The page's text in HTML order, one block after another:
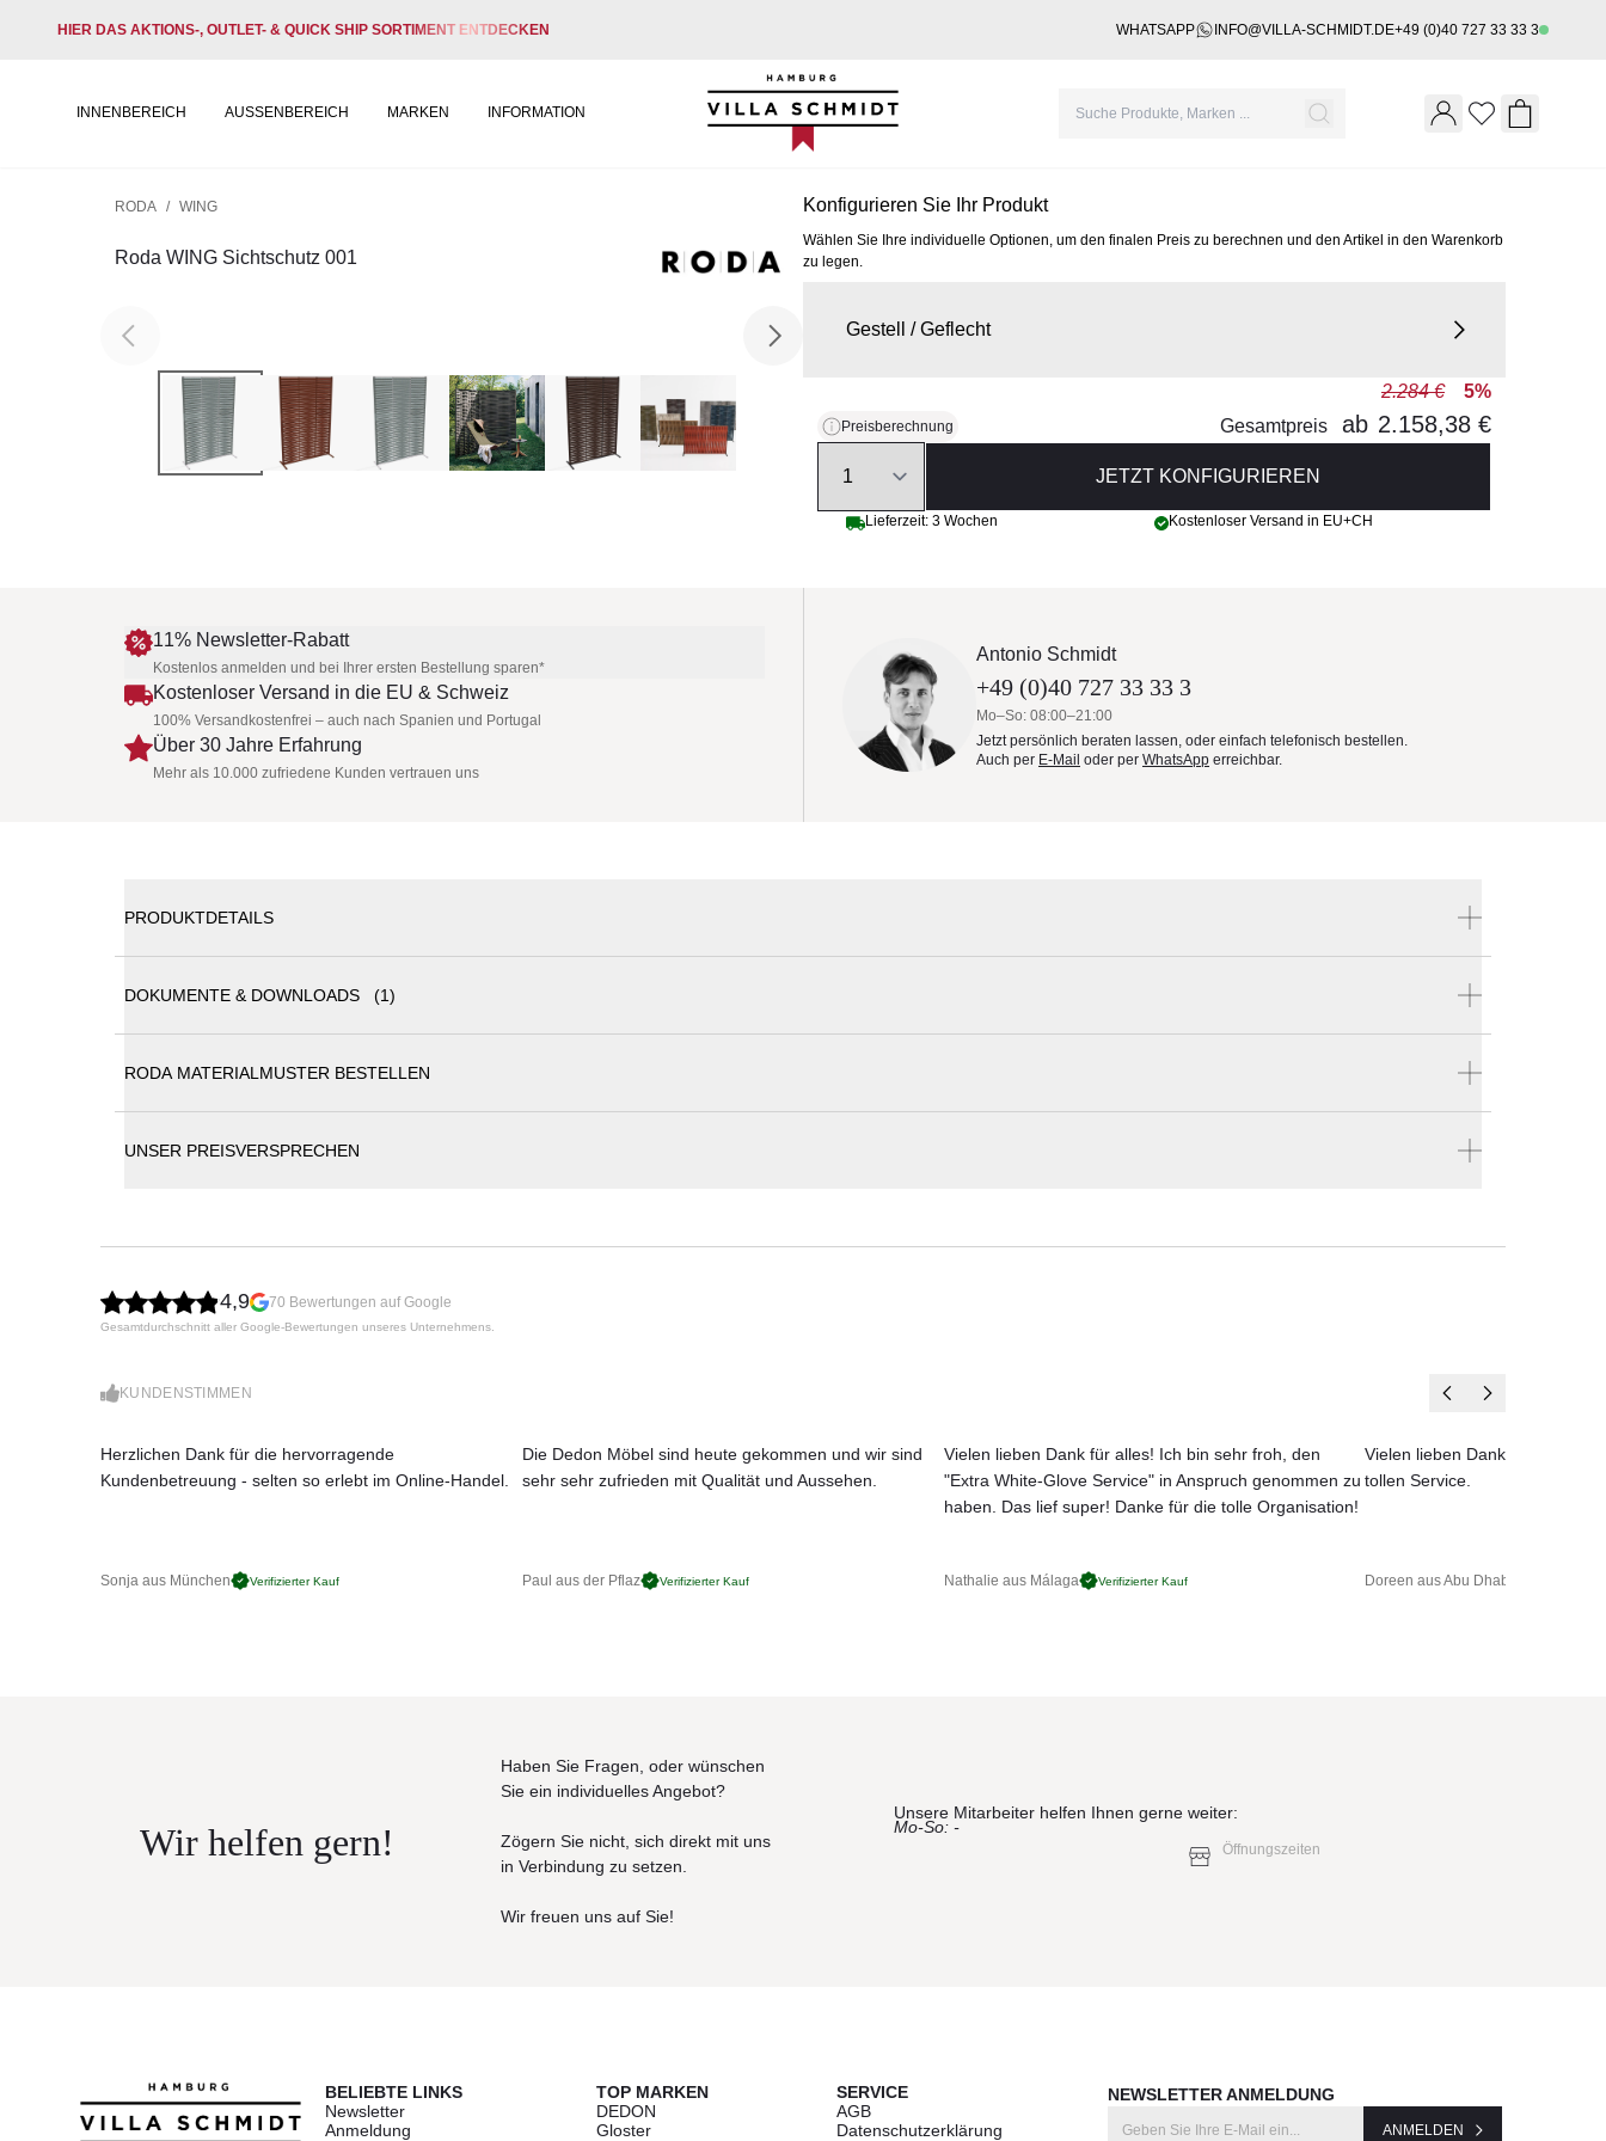
HIER DAS AKTIONS-, OUTLET- & QUICK SHIP SORTIMENT ENTDECKEN WHATSAPP INFO@VILLA-SCHMIDT.DE+49 (0)40 727 33 33 3
INNENBEREICH AUSSENBEREICH MARKEN INFORMATION
Villa Schmidt
Wishlist
RODA / WING
Roda WING Sichtschutz 001
Konfigurieren Sie Ihr Produkt
Wählen Sie Ihre individuelle Optionen, um den finalen Preis zu berechnen und den Artikel in den Warenkorb
zu legen.
Gestell / Geflecht
Preisberechnung
2.284 €
5%
Gesamtpreis
ab 2.158,38 €
JETZT KONFIGURIEREN
Lieferzeit: 3 Wochen Kostenloser Versand in EU+CH
11% Newsletter-Rabatt
Kostenlos anmelden und bei Ihrer ersten Bestellung sparen*
Kostenloser Versand in die EU & Schweiz
100% Versandkostenfrei – auch nach Spanien und Portugal
Über 30 Jahre Erfahrung
Mehr als 10.000 zufriedene Kunden vertrauen uns
Antonio Schmidt
+49 (0)40 727 33 33 3
Mo–So: 08:00–21:00
Jetzt persönlich beraten lassen, oder einfach telefonisch bestellen.
Auch per E-Mail oder per WhatsApp erreichbar.
PRODUKTDETAILS
WING lässt sich durch das Zusatzmodul problemlos erweitern und bleibt mobil, wenn Sie es sich so wünschen. In
vielen tollen Farben erhältlich, die in jedem Garten ein Hingucker sind.
leichte Reinigung
Gewicht: 19 kg
DOKUMENTE & DOWNLOADS (1)
RODA MATERIALMUSTER BESTELLEN
JETZT MUSTER BESTELLEN
UNSER PREISVERSPRECHEN
4,9 70 Bewertungen auf Google
Gesamtdurchschnitt aller Google-Bewertungen unseres Unternehmens.
KUNDENSTIMMEN
Herzlichen Dank für die hervorragende
Kundenbetreuung - selten so erlebt im Online-Handel.
Sonja aus München Verifizierter Kauf
Die Dedon Möbel sind heute gekommen und wir sind
sehr sehr zufrieden mit Qualität und Aussehen.
Paul aus der Pflaz Verifizierter Kauf
Vielen lieben Dank für alles! Ich bin sehr froh, den
"Extra White-Glove Service" in Anspruch genommen zu
haben. Das lief super! Danke für die tolle Organisation!
Nathalie aus Málaga Verifizierter Kauf
Vielen lieben Dank für das
tollen Service.
Doreen aus Abu Dhabi
Wir helfen gern!
Haben Sie Fragen, oder wünschen
Sie ein individuelles Angebot?
Zögern Sie nicht, sich direkt mit uns
in Verbindung zu setzen.
Wir freuen uns auf Sie!
Unsere Mitarbeiter helfen Ihnen gerne weiter:
Mo-So: -
Öffnungszeiten
BELIEBTE LINKS
Newsletter
Anmeldung
TOP MARKEN
DEDON
Gloster
SERVICE
AGB
Datenschutzerklärung
NEWSLETTER ANMELDUNG
ANMELDEN